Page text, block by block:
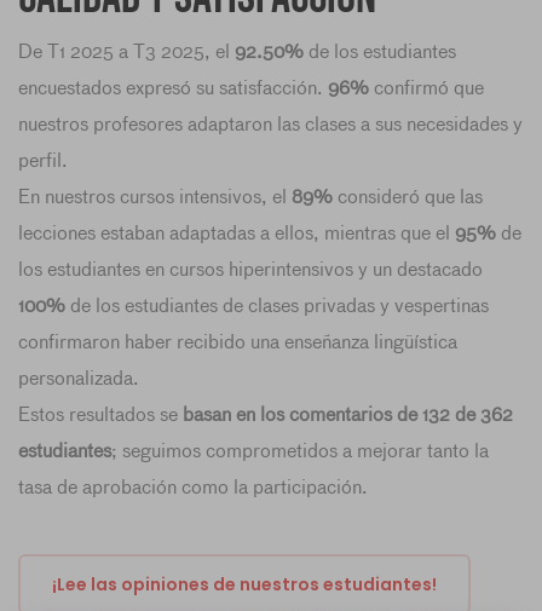
De T1 2025 a T3 2025, el 92.50% de los estudiantes
encuestados expresó su satisfacción. 96% confirmó que
nuestros profesores adaptaron las clases a sus necesidades y
perfil.
En nuestros cursos intensivos, el 89% consideró que las
lecciones estaban adaptadas a ellos, mientras que el 95% de
los estudiantes en cursos hiperintensivos y un destacado
100% de los estudiantes de clases privadas y vespertinas
confirmaron haber recibido una enseñanza lingüística
personalizada.
Estos resultados se basan en los comentarios de 132 de 362
estudiantes; seguimos comprometidos a mejorar tanto la
tasa de aprobación como la participación.
¡Lee las opiniones de nuestros estudiantes!